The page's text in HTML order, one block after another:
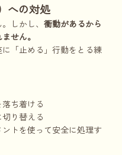
への対処
しかし、衝動があるから
せん。
「止める」行動をとる練
ち着ける
り替える
トを使って安全に処理す